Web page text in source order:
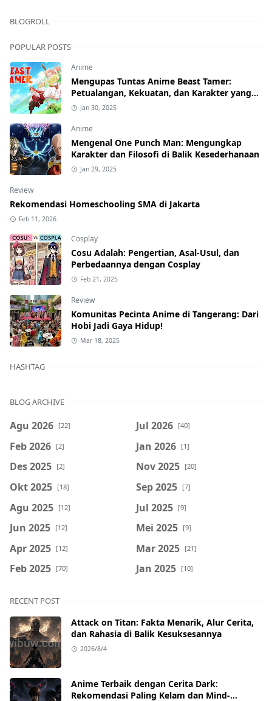
BLOGROLL
POPULAR POSTS
Anime
Mengupas Tuntas Anime Beast Tamer:
Petualangan, Kekuatan, dan Karakter yang
Menawan
Jan 30, 2025
Anime
Mengenal One Punch Man: Mengungkap
Karakter dan Filosofi di Balik Kesederhanaan
Jan 29, 2025
Review
Rekomendasi Homeschooling SMA di Jakarta
Feb 11, 2026
Cosplay
Cosu Adalah: Pengertian, Asal-Usul, dan
Perbedaannya dengan Cosplay
Feb 21, 2025
Review
Komunitas Pecinta Anime di Tangerang: Dari
Hobi Jadi Gaya Hidup!
Mar 18, 2025
HASHTAG
BLOG ARCHIVE
Agu 2026 [22] Jul 2026 [40]
Feb 2026 [2] Jan 2026 [1]
Des 2025 [2] Nov 2025 [20]
Okt 2025 [18] Sep 2025 [7]
Agu 2025 [12] Jul 2025 [9]
Jun 2025 [12] Mei 2025 [9]
Apr 2025 [12] Mar 2025 [21]
Feb 2025 [70] Jan 2025 [10]
RECENT POST
Attack on Titan: Fakta Menarik, Alur Cerita,
dan Rahasia di Balik Kesuksesannya
2026/8/4
Anime Terbaik dengan Cerita Dark:
Rekomendasi Paling Kelam dan Mind-